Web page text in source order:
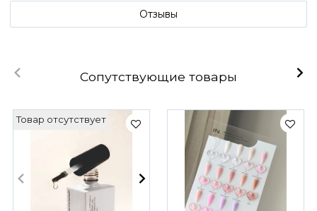
Отзывы
Сопутствующие товары
Товар отсутствует